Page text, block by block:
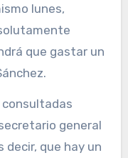
lunes,
que gastar un
consultadas
general
decir, que hay un